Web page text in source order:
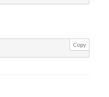
Copy